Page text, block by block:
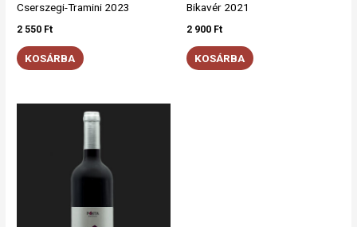
Cserszegi-Tramini 2023
2 550 Ft
KOSÁRBA
Bikavér 2021
2 900 Ft
KOSÁRBA